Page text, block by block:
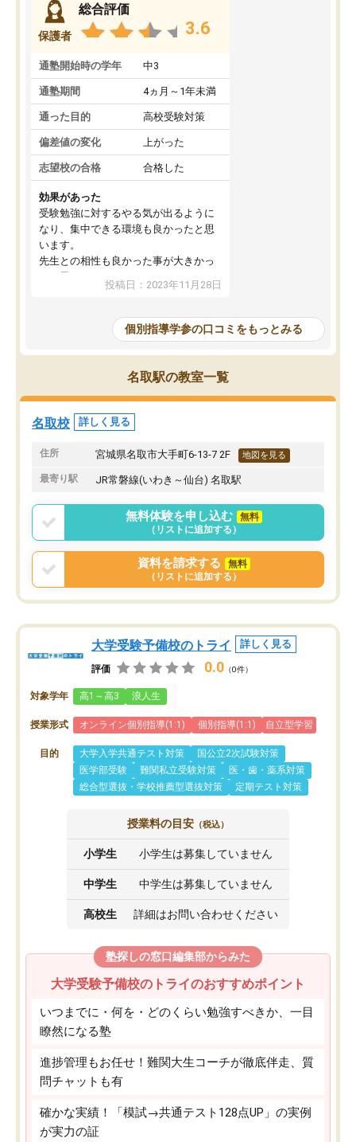
保護者
総合評価
3.6
通塾開始時の学年 中3
通塾期間 4ヵ月～1年未満
通った目的 高校受験対策
偏差値の変化 上がった
志望校の合格 合格した
効果があった
受験勉強に対するやる気が出るように
なり、集中できる環境も良かったと思
います。
先生との相性も良かった事が大きかっ
たと思います。
投稿日：2023年11月28日
個別指導学参の口コミをもっとみる
名取駅の教室一覧
名取校 詳しく見る
住所 宮城県名取市大手町6-13-7 2F 地図を見る
最寄り駅 JR常磐線(いわき～仙台) 名取駅
無料体験を申し込む
無料
（リストに追加する）
資料を請求する
無料
（リストに追加する）
大学受験予備校のトライ 詳しく見る
評価 0.0 （0件）
対象学年 高1～高3 浪人生
授業形式 オンライン個別指導(1:1) 個別指導(1:1) 自立型学習
目的 大学入学共通テスト対策
国公立2次試験対策
医学部受験
難関私立受験対策
医・歯・薬系対策
総合型選抜・学校推薦型選抜対策
定期テスト対策
授業料の目安 （税込）
小学生 小学生は募集していません
中学生 中学生は募集していません
高校生 詳細はお問い合わせください
塾探しの窓口編集部からみた
大学受験予備校のトライのおすすめポイント
いつまでに・何を・どのくらい勉強すべきか、一目
瞭然になる塾
進捗管理もお任せ！難関大生コーチが徹底伴走、質
問チャットも有
確かな実績！「模試→共通テスト128点UP」の実例
が実力の証